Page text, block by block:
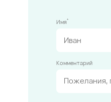
Имя*
Комментарий